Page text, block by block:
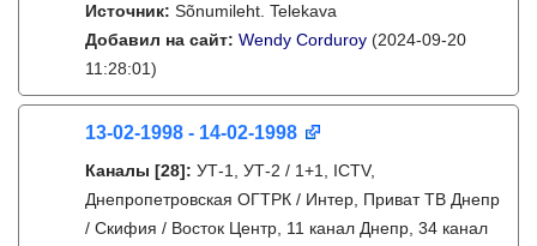
Источник: Sõnumileht. Telekava
Добавил на сайт: Wendy Corduroy (2024-09-20
11:28:01)
13-02-1998 - 14-02-1998
Каналы [28]: УТ-1, УТ-2 / 1+1, ICTV,
Днепропетровская ОГТРК / Интер, Приват ТВ Днепр
/ Скифия / Восток Центр, 11 канал Днепр, 34 канал